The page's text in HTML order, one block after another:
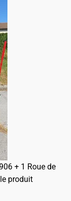
+ 1 Roue de
produit